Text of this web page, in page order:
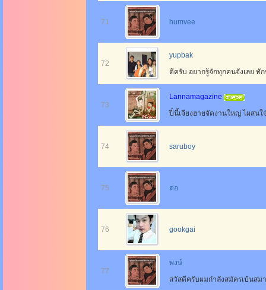
71 humvee
72
yupbak
ดีครับ อยากรู้จักทุกคนจังเลย ทั
73
Lannamagazine
ปี๋นี้เจียงฮายจัดงานใหญ่ ไผสนใ
74 saruboy
75 ต่อ
76 gookgai
77
พงษ์
สวัสดีครับผมกำลังสมัครเป๋นสม